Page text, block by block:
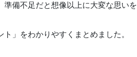
備不足だと想像以上に大変な思いを
」をわかりやすくまとめました。